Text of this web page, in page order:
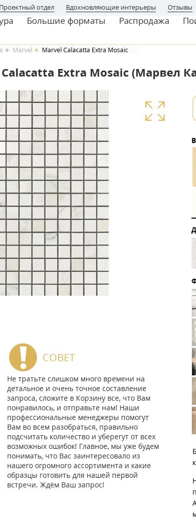
Проектный отдел Вдохновляющие интерьеры Отзывы
Большие форматы Распродажа
Marvel Marvel Calacatta Extra Mosaic
Extra Mosaic (Марвел
СОВЕТ
Не тратьте слишком много времени на
детальное и очень точное составление
запроса, сложите в Корзину все, что Вам
понравилось, и отправьте нам! Наши
профессиональные менеджеры помогут
Вам во всем разобраться, правильно
подсчитать количество и уберегут от всех
возможных ошибок! Главное, мы уже будем
понимать, что Вас заинтересовало из
нашего огромного ассортимента и какие
образцы готовить для нашей первой
встречи. Ждём Ваш запрос!